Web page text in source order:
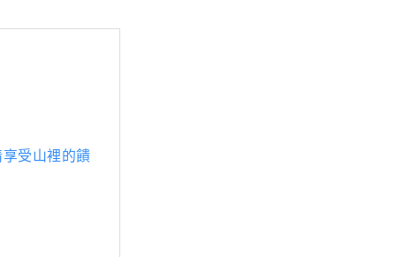
藝品，感受職人
受山裡的饋